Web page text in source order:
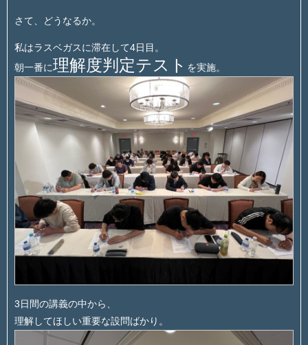
さて、どうなるか。
私はラスベガスに滞在して4日目。
朝一番に理解度判定テスト を実施。
3日間の講義の中から、
理解してほしい重要な設問ばかり。